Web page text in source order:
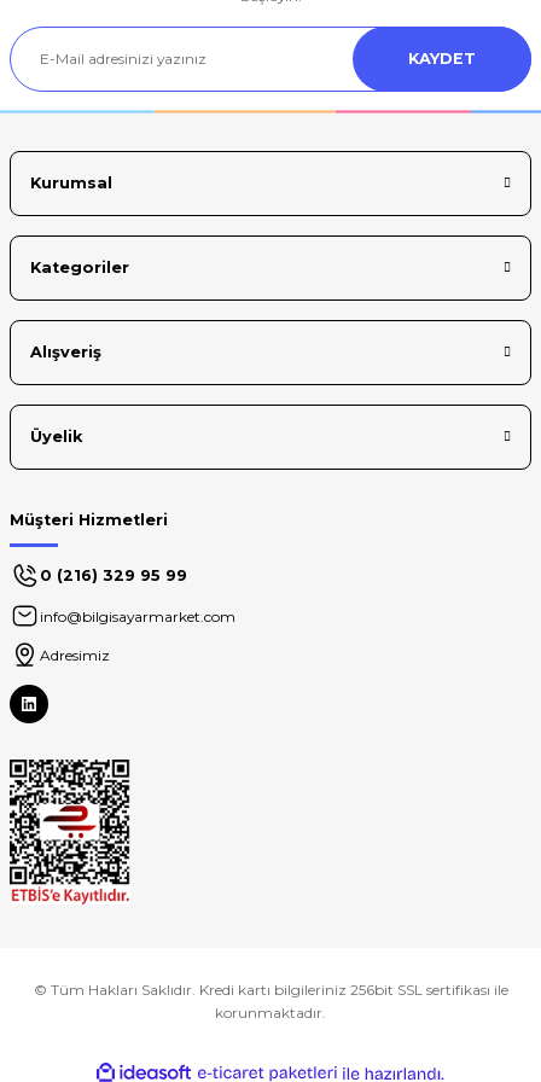
Ürün açıklamasında eksik bilgiler bulunuyor.
Ürün bilgilerinde hatalar bulunuyor.
KAYDET
Kurumsal
Kategoriler
Alışveriş
Üyelik
Müşteri Hizmetleri
0 (216) 329 95 99
info@bilgisayarmarket.com
Adresimiz
© Tüm Hakları Saklıdır. Kredi kartı bilgileriniz 256bit SSL sertifikası ile
korunmaktadır.
ideasoft e-